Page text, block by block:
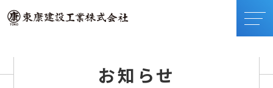
お知らせ